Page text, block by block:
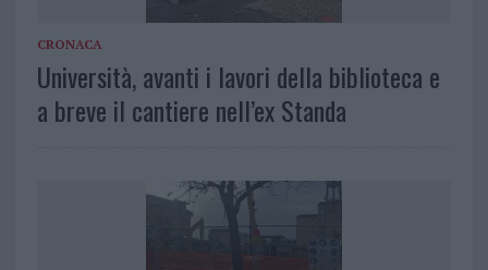
CRONACA
Università, avanti i lavori della biblioteca e
a breve il cantiere nell’ex Standa